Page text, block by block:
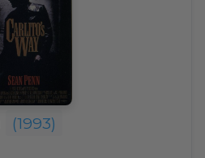
(1993)